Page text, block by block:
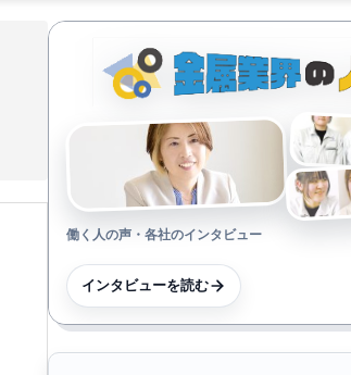
働く人の声・各社のインタビュー
インタビューを読む